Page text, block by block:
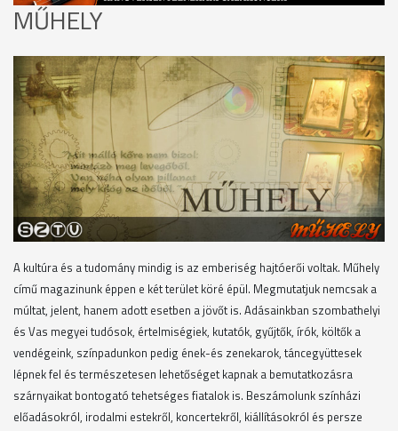
MŰHELY
A kultúra és a tudomány mindig is az emberiség hajtóerői voltak. Műhely
című magazinunk éppen e két terület köré épül. Megmutatjuk nemcsak a
múltat, jelent, hanem adott esetben a jövőt is. Adásainkban szombathelyi
és Vas megyei tudósok, értelmiségiek, kutatók, gyűjtők, írók, költők a
vendégeink, színpadunkon pedig ének-és zenekarok, táncegyüttesek
lépnek fel és természetesen lehetőséget kapnak a bemutatkozásra
szárnyaikat bontogató tehetséges fiatalok is. Beszámolunk színházi
előadásokról, irodalmi estekről, koncertekről, kiállításokról és persze